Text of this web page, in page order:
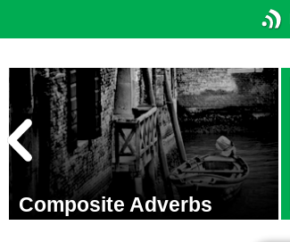
Composite Adverbs